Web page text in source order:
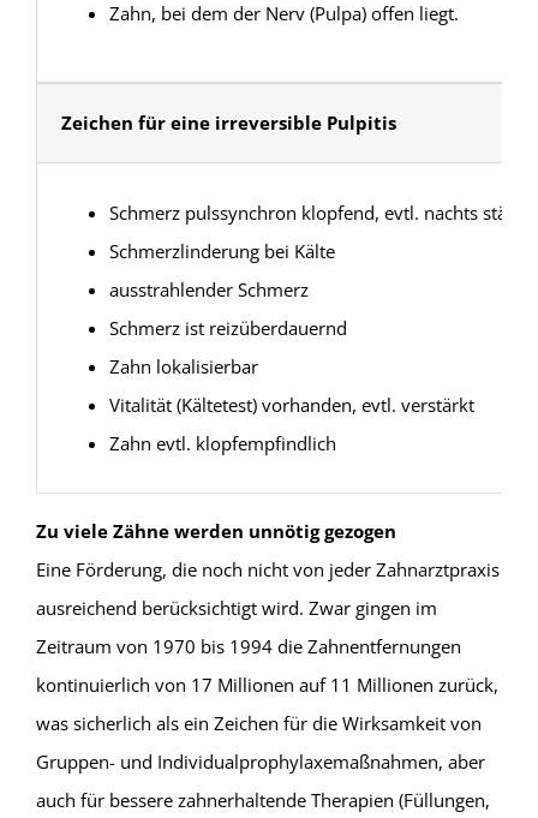
Zahn, bei dem der Nerv (Pulpa) offen liegt.
Zeichen für eine irreversible Pulpitis
Schmerz pulssynchron klopfend, evtl. nachts
Schmerzlinderung bei Kälte
ausstrahlender Schmerz
Schmerz ist reizüberdauernd
Zahn lokalisierbar
Vitalität (Kältetest) vorhanden, evtl. verstärkt
Zahn evtl. klopfempfindlich
Zu viele Zähne werden unnötig gezogen
Eine Förderung, die noch nicht von jeder Zahnarzt­praxis
ausreichend berücksichtigt wird. Zwar gingen im
Zeitraum von 1970 bis 1994 die Zahnent­fernungen
kontinuierlich von 17 Millionen auf 11 Millionen zurück,
was sicherlich als ein Zeichen für die Wirksamkeit von
Gruppen- und Individualpro­phylaxemaßnahmen, aber
auch für bessere zahn­erhaltende Therapien (Füllungen,